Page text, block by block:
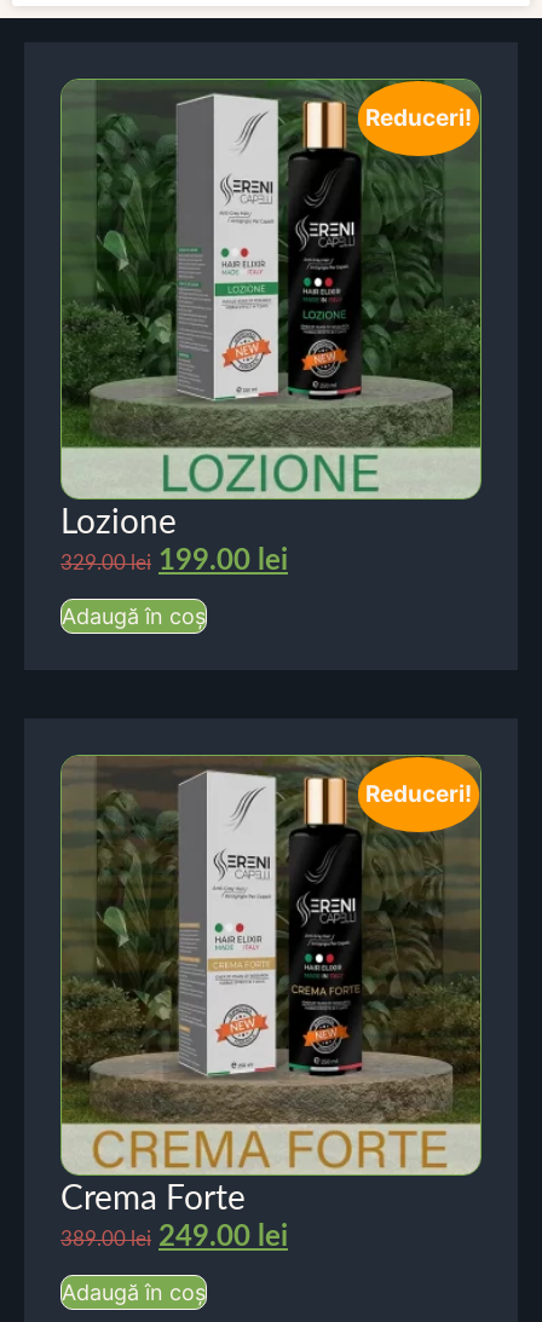
Reduceri!
Lozione
329.00lei 199.00 lei
Adaugă în coș
Reduceri!
Crema Forte
389.00lei 249.00 lei
Adaugă în coș